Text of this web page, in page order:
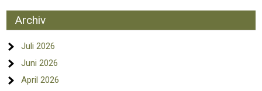
Archiv
Juli 2026
Juni 2026
April 2026